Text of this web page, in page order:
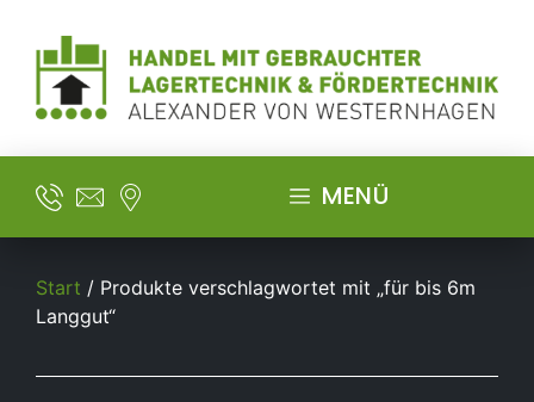
MENÜ
Start / Produkte verschlagwortet mit „für bis 6m
Langgut“